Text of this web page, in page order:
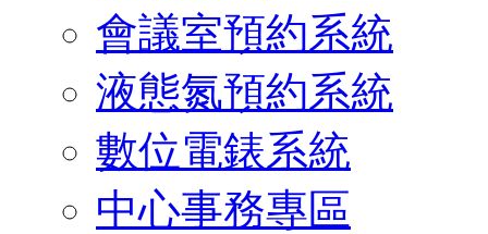
會議室預約系統
液態氮預約系統
數位電錶系統
中心事務專區